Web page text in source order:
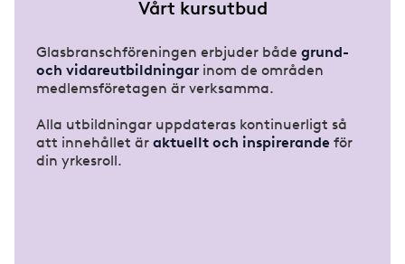
Vårt kursutbud
Glasbranschföreningen erbjuder både grund-
och vidareutbildningar inom de områden
medlemsföretagen är verksamma.
Alla utbildningar uppdateras kontinuerligt så
att innehållet är aktuellt och inspirerande för
din yrkesroll.